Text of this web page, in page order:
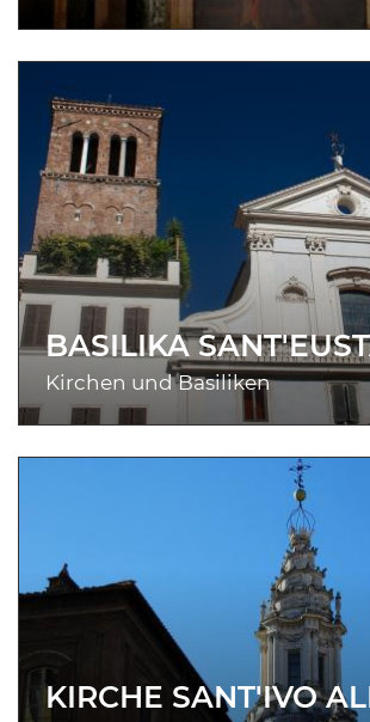
BASILIKA
Kirchen und Basiliken
KIRCHE SANT'IVO